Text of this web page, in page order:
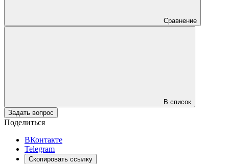
Сравнение
В список
Задать вопрос
Поделиться
ВКонтакте
Telegram
Скопировать ссылку